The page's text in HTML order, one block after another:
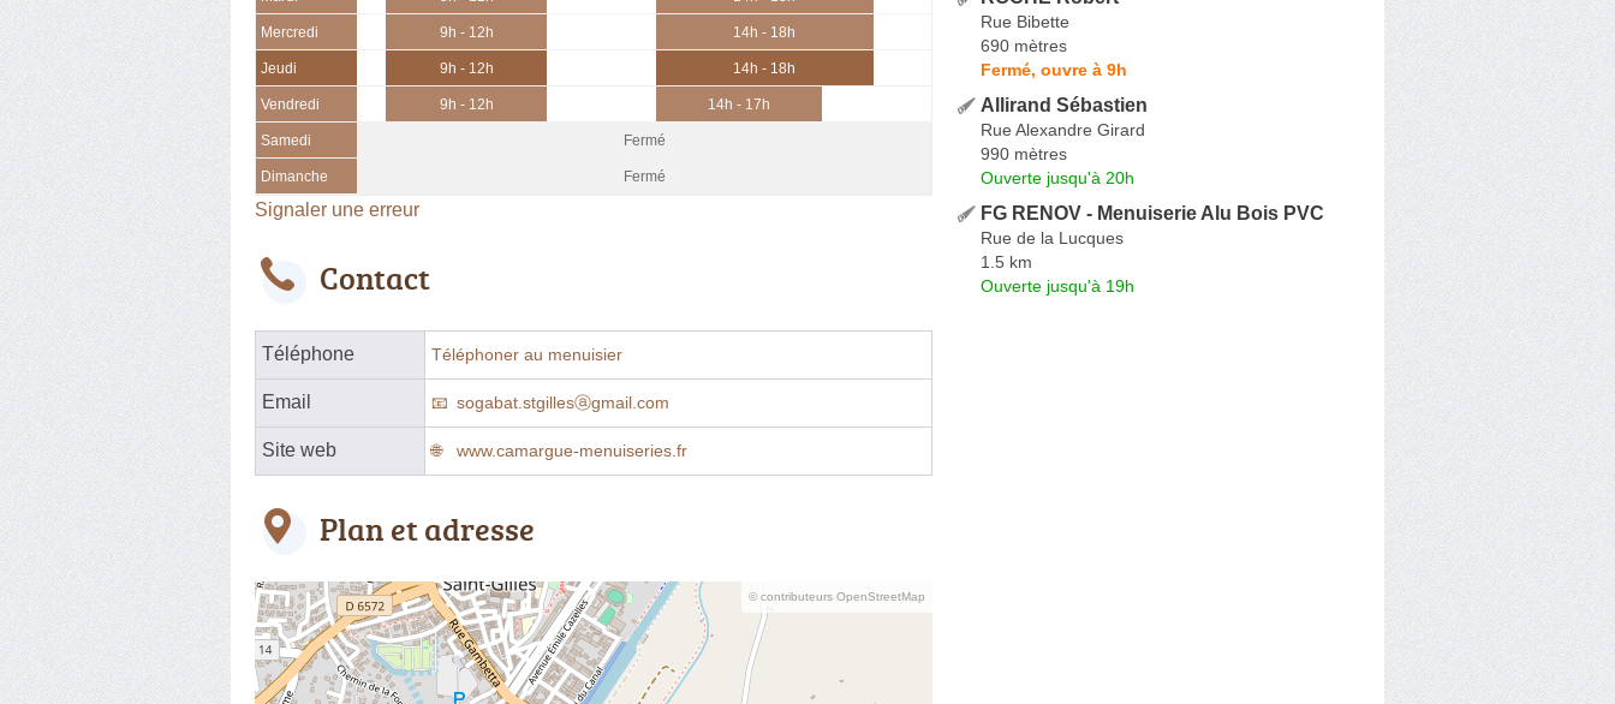
Mercredi 9h - 12h 14h - 18h
Jeudi 9h - 12h 14h - 18h
Vendredi 9h - 12h 14h - 17h
Samedi Fermé
Dimanche Fermé
Signaler une erreur
Contact
Téléphone Téléphoner au menuisier
Email sogabat.stgillesⓐgmail.com
Site web www.camargue-menuiseries.fr
Plan et adresse
© contributeurs OpenStreetMap
Rue Bibette
690 mètres
Fermé, ouvre à 9h
Allirand Sébastien
Rue Alexandre Girard
990 mètres
Ouverte jusqu'à 20h
FG RENOV - Menuiserie Alu Bois PVC
Rue de la Lucques
1.5 km
Ouverte jusqu'à 19h